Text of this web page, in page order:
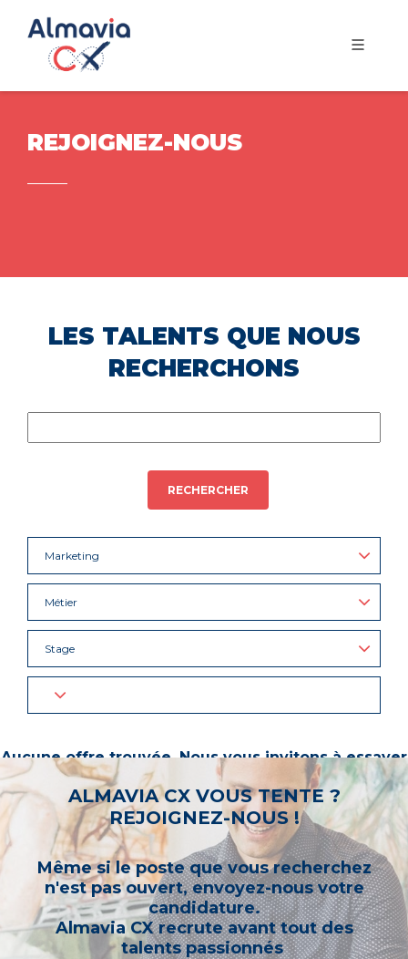
REJOIGNEZ-NOUS
LES TALENTS QUE NOUS
RECHERCHONS
RECHERCHER
Marketing
Métier
Stage
Aucune offre trouvée. Nous vous invitons à essayer
d’autres mots-clés ou à sélectionner un « métier ».
ALMAVIA CX VOUS TENTE ?
REJOIGNEZ-NOUS !
Même si le poste que vous recherchez
n'est pas ouvert, envoyez-nous votre
candidature.
Almavia CX recrute avant tout des
talents passionnés